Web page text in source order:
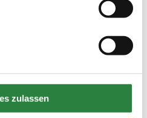
zulassen
und Nachrichten